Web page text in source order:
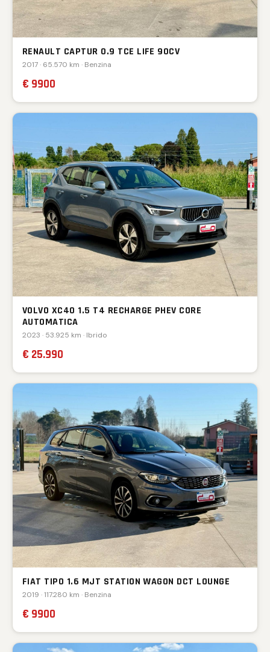
RENAULT CAPTUR 0.9 TCE LIFE 90CV
2017 · 65.570 km · Benzina
€ 9900
VOLVO XC40 1.5 T4 RECHARGE PHEV CORE
AUTOMATICA
2023 · 53.925 km · Ibrido
€ 25.990
FIAT TIPO 1.6 MJT STATION WAGON DCT LOUNGE
2019 · 117.280 km · Benzina
€ 9900